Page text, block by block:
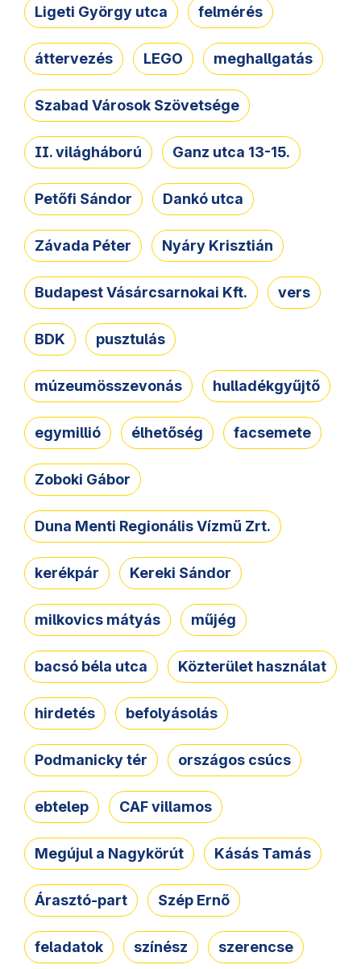
Ligeti György utca felmérés
áttervezés LEGO meghallgatás
Szabad Városok Szövetsége
II. világháború Ganz utca 13-15.
Petőfi Sándor Dankó utca
Závada Péter Nyáry Krisztián
Budapest Vásárcsarnokai Kft. vers
BDK pusztulás
múzeumösszevonás hulladékgyűjtő
egymillió élhetőség facsemete
Zoboki Gábor
Duna Menti Regionális Vízmű Zrt.
kerékpár Kereki Sándor
milkovics mátyás műjég
bacsó béla utca Közterület használat
hirdetés befolyásolás
Podmanicky tér országos csúcs
ebtelep CAF villamos
Megújul a Nagykörút Kásás Tamás
Árasztó-part Szép Ernő
feladatok színész szerencse